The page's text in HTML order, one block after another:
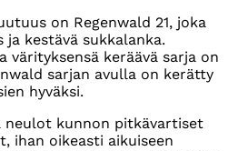
on Regenwald 21, joka
ja kestävä sukkalanka.
värityksensä keräävä sarja on
sarjan avulla on kerätty
hyväksi.
neulot kunnon pitkävartiset
ihan oikeasti aikuiseen